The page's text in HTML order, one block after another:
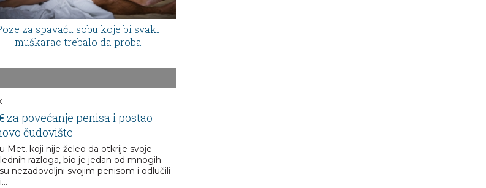
za spavaću sobu koje bi svaki
muškarac trebalo da proba
za povećanje penisa i postao
čudovište
Met, koji nije želeo da otkrije svoje
razloga, bio je jedan od mnogih
nezadovoljni svojim penisom i odlučili